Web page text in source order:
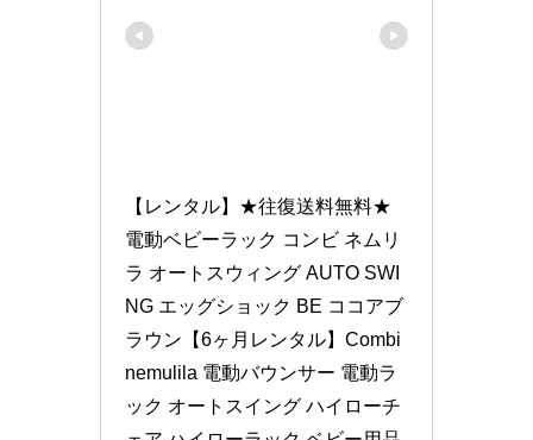
【レンタル】★往復送料無料★
電動ベビーラック コンビ ネムリ
ラ オートスウィング AUTO SWI
NG エッグショック BE ココアブ
ラウン【6ヶ月レンタル】Combi
nemulila 電動バウンサー 電動ラ
ック オートスイング ハイローチ